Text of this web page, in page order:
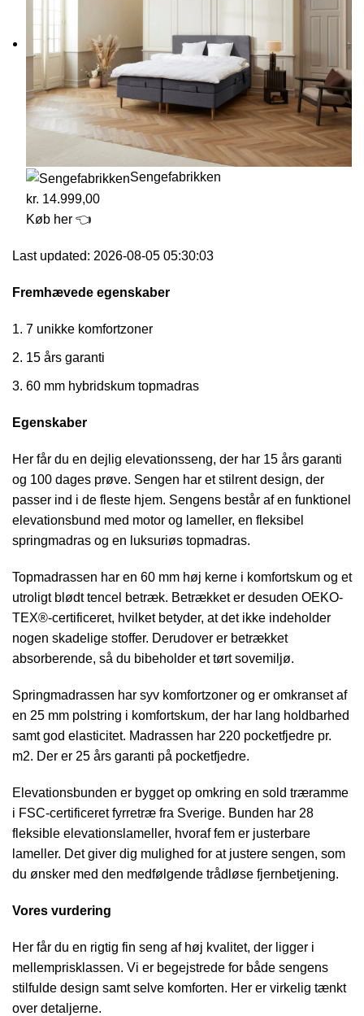
Sengefabrikken
kr. 14.999,00
Køb her 👈
Last updated: 2026-08-05 05:30:03
Fremhævede egenskaber
7 unikke komfortzoner
15 års garanti
60 mm hybridskum topmadras
Egenskaber
Her får du en dejlig elevationsseng, der har 15 års garanti
og 100 dages prøve. Sengen har et stilrent design, der
passer ind i de fleste hjem. Sengens består af en funktionel
elevationsbund med motor og lameller, en fleksibel
springmadras og en luksuriøs topmadras.
Topmadrassen har en 60 mm høj kerne i komfortskum og et
utroligt blødt tencel betræk. Betrækket er desuden OEKO-
TEX®-certificeret, hvilket betyder, at det ikke indeholder
nogen skadelige stoffer. Derudover er betrækket
absorberende, så du bibeholder et tørt sovemiljø.
Springmadrassen har syv komfortzoner og er omkranset af
en 25 mm polstring i komfortskum, der har lang holdbarhed
samt god elasticitet. Madrassen har 220 pocketfjedre pr.
m2. Der er 25 års garanti på pocketfjedre.
Elevationsbunden er bygget op omkring en sold træramme
i FSC-certificeret fyrretræ fra Sverige. Bunden har 28
fleksible elevationslameller, hvoraf fem er justerbare
lameller. Det giver dig mulighed for at justere sengen, som
du ønsker med den medfølgende trådløse fjernbetjening.
Vores vurdering
Her får du en rigtig fin seng af høj kvalitet, der ligger i
mellemprisklassen. Vi er begejstrede for både sengens
stilfulde design samt selve komforten. Her er virkelig tænkt
over detaljerne.